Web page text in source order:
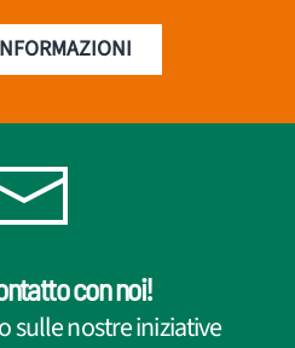
con noi!
sulle nostre iniziative